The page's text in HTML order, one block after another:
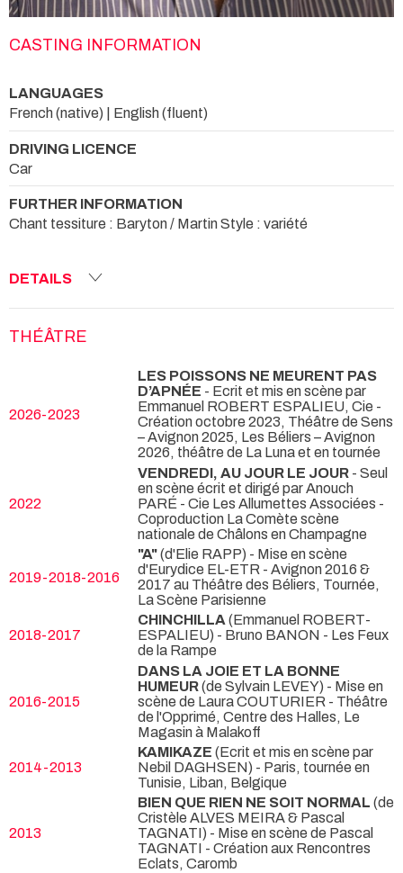
CASTING INFORMATION
LANGUAGES
French (native) | English (fluent)
DRIVING LICENCE
Car
FURTHER INFORMATION
Chant tessiture : Baryton / Martin Style : variété
DETAILS
THÉÂTRE
2026-2023
LES POISSONS NE MEURENT PAS
D’APNÉE - Ecrit et mis en scène par
Emmanuel ROBERT ESPALIEU, Cie -
Création octobre 2023, Théâtre de Sens
– Avignon 2025, Les Béliers – Avignon
2026, théâtre de La Luna et en tournée
2022
VENDREDI, AU JOUR LE JOUR - Seul
en scène écrit et dirigé par Anouch
PARÉ - Cie Les Allumettes Associées -
Coproduction La Comète scène
nationale de Châlons en Champagne
2019-2018-2016
"A"(d'Elie RAPP) - Mise en scène
d'Eurydice EL-ETR - Avignon 2016 &
2017 au Théâtre des Béliers, Tournée,
La Scène Parisienne
2018-2017
CHINCHILLA (Emmanuel ROBERT-
ESPALIEU) - Bruno BANON - Les Feux
de la Rampe
2016-2015
DANS LA JOIE ET LA BONNE
HUMEUR(de Sylvain LEVEY) - Mise en
scène de Laura COUTURIER - Théâtre
de l'Opprimé, Centre des Halles, Le
Magasin à Malakoff
2014-2013
KAMIKAZE (Ecrit et mis en scène par
Nebil DAGHSEN) - Paris, tournée en
Tunisie, Liban, Belgique
2013
BIEN QUE RIEN NE SOIT NORMAL (de
Cristèle ALVES MEIRA & Pascal
TAGNATI) - Mise en scène de Pascal
TAGNATI - Création aux Rencontres
Eclats, Caromb